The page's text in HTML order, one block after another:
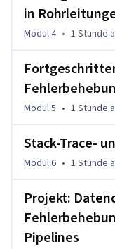
erkennen, bevor sie
die Ursachen klar
in
Modul 4 • 1 Stunde
Modul 5 • 1 Stunde
Stack-Trace-
Modul 6 • 1 Stunde
Projekt:
Pipelines